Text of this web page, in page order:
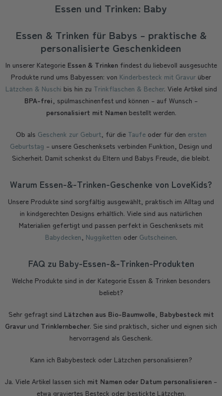
Essen und Trinken: Baby
Essen & Trinken für Babys – praktische &
personalisierte Geschenkideen
In unserer Kategorie Essen & Trinkenfindest du liebevoll ausgesuchte
Produkte rund ums Babyessen: von Kinderbesteck mit Gravur über
Lätzchen & Nuschi bis hin zu Trinkflaschen & Becher. Viele Artikel sind
BPA-frei, spülmaschinenfest und können – auf Wunsch –
personalisiert mit Namenbestellt werden.
Ob als Geschenk zur Geburt, für die Taufeoder für den ersten
Geburtstag – unsere Geschenksets verbinden Funktion, Design und
Sicherheit. Damit schenkst du Eltern und Babys Freude, die bleibt.
Warum Essen-&-Trinken-Geschenke von LoveKids?
Unsere Produkte sind sorgfältig ausgewählt, praktisch im Alltag und
in kindgerechten Designs erhältlich. Viele sind aus natürlichen
Materialien gefertigt und passen perfekt in Geschenksets mit
Babydecken, Nuggiketten oder Gutscheinen.
FAQ zu Baby-Essen-&-Trinken-Produkten
Welche Produkte sind in der Kategorie Essen & Trinken besonders
beliebt?
Sehr gefragt sind Lätzchen aus Bio-Baumwolle, Babybesteck mit
Gravur und Trinklernbecher. Sie sind praktisch, sicher und eignen sich
hervorragend als Geschenk.
Kann ich Babybesteck oder Lätzchen personalisieren?
Ja. Viele Artikel lassen sich mit Namen oder Datum personalisieren –
etwa graviertes Besteck oder bestickte Lätzchen.